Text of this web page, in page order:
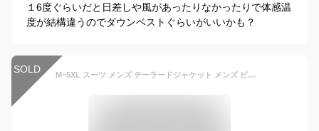
１6度ぐらいだと日差しや風があったりなかったりで体感温
度が結構違うのでダウンベストぐらいがいいかも？
SOLD M~5XL スーツ メンズ テーラードジャケット メンズ ビジネス カジュアル 3つボタン 細身 アウター 上着 厚手 防寒 防風 秋冬 ファッション おしゃれ メンズ コットン ブレザー 男性用トラベルジャケット 上着 ワッペン ブローチ 大きいサイズ